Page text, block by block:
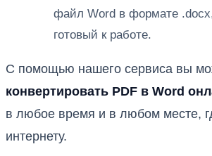
файл Word в формате
готовый к работе.
С помощью нашего сервиса вы
конвертировать PDF в Word
в любое время и в любом месте,
интернету.